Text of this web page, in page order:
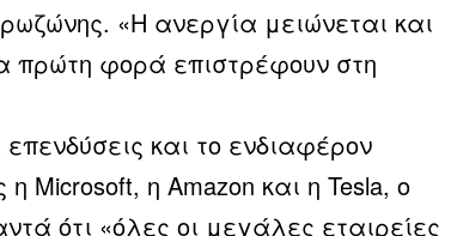
«Η ανεργία μειώνεται και
πρώτη φορά επιστρέφουν στη
και το ενδιαφέρον
Microsoft, η Amazon και η Tesla, o
ότι «όλες οι μεγάλες εταιρείες